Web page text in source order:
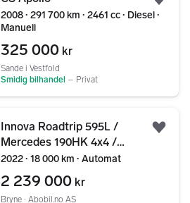
2008 ∙ 291 700 km ∙ 2461 cc ∙ Diesel ∙
Manuell
325 000 kr
Sande i Vestfold
Smidig bilhandel – Privat
Innova Roadtrip 595L /
Mercedes 190HK 4x4 /
Eksklusiv 4x4 bybobil med
yachtdesign / Solcelle/
2022 ∙ 18 000 km ∙ Automat
2 239 000 kr
Bryne ∙ Abobil.no AS